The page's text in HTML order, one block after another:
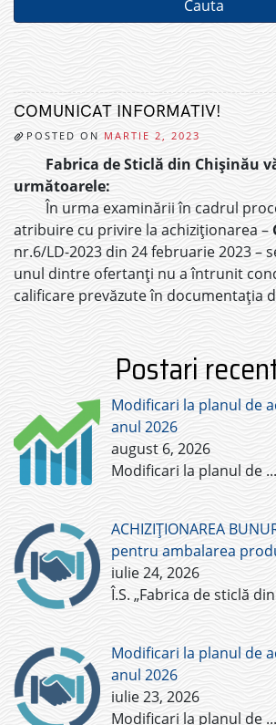
COMUNICAT INFORMATIV!
POSTED ON MARTIE 2, 2023
Fabrica de Sticlă din Chișinău
următoarele:
În urma examinării în cadrul
atribuire cu privire la achiziționarea –
nr.6/LD-2023 din 24 februarie 2023 –
unul dintre ofertanți nu a întrunit
calificare prevăzute în documentația
Postari
Modificari la planul de
anul 2026
august 6, 2026
Modificari la planul de ...
ACHIZIȚIONAREA
pentru ambalarea
iulie 24, 2026
Î.S. „Fabrica de sticlă din
Modificari la planul de
anul 2026
iulie 23, 2026
Modificari la planul de ...